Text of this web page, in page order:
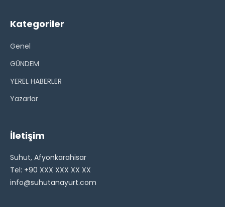
Kategoriler
Genel
GÜNDEM
YEREL HABERLER
Yazarlar
İletişim
Suhut, Afyonkarahisar
Tel: +90 XXX XXX XX XX
info@suhutanayurt.com